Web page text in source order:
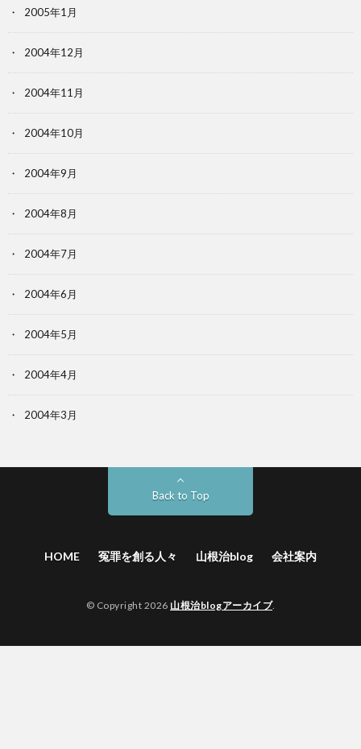
2005年1月
2004年12月
2004年11月
2004年10月
2004年9月
2004年8月
2004年7月
2004年6月
2004年5月
2004年4月
2004年3月
Back to Top
HOME 冤罪を創る人々 山根治blog 会社案内
© Copyright 2026 山根治blogアーカイブ.